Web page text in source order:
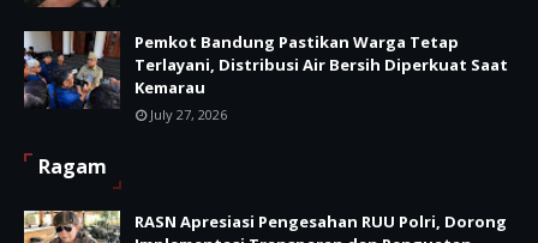
Pemkot Bandung Pastikan Warga Tetap
Terlayani, Distribusi Air Bersih Diperkuat Saat
Kemarau
July 27, 2026
Ragam
RASN Apresiasi Pengesahan RUU Polri, Dorong